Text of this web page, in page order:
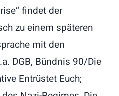
findet der
zu einem späteren
mit den
DGB, Bündnis 90/Die
Entrüstet Euch;